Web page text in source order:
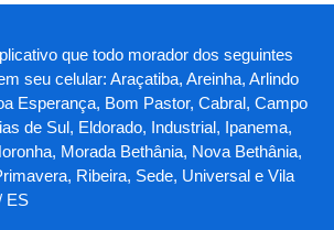
que todo morador dos seguintes
seu celular: Araçatiba, Areinha, Arlindo
Esperança, Bom Pastor, Cabral, Campo
de Sul, Eldorado, Industrial, Ipanema,
Morada Bethânia, Nova Bethânia,
Ribeira, Sede, Universal e Vila
ES